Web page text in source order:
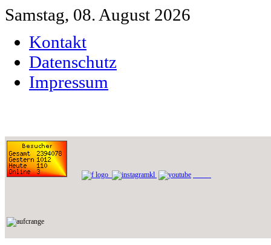
Samstag, 08. August 2026
Kontakt
Datenschutz
Impressum